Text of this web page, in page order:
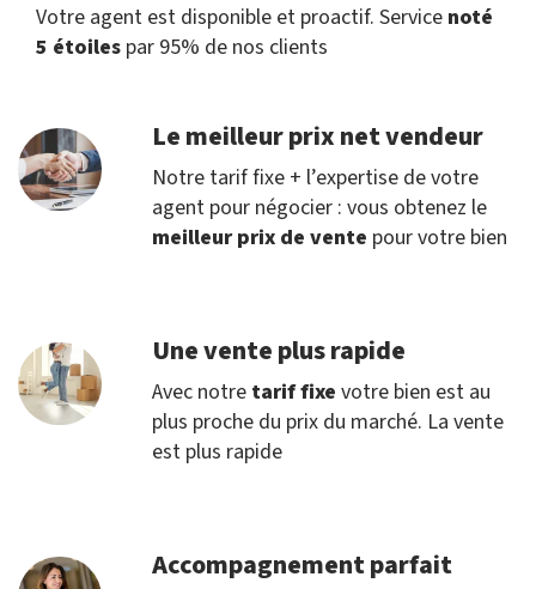
Votre agent est disponible et proactif. Service noté
5 étoiles par 95% de nos clients
Le meilleur prix net vendeur
Notre tarif fixe + l’expertise de votre
agent pour négocier : vous obtenez le
meilleur prix de vente pour votre bien
Une vente plus rapide
Avec notre tarif fixe votre bien est au
plus proche du prix du marché. La vente
est plus rapide
Accompagnement parfait